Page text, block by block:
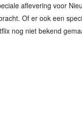
aflevering voor
Of er ook een
nog niet bekend